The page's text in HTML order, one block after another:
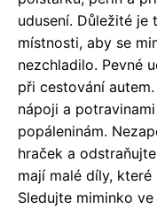
udusení. Důležité
místnosti, aby se
nezchladilo. Pevné
při cestování
nápoji a
popáleninám.
hraček a
mají malé díly,
Sledujte miminko